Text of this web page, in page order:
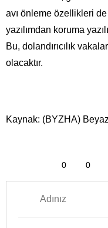
avı önleme özellikleri
yazılımdan koruma
Bu, dolandırıcılık
olacaktır.
Kaynak: (BYZHA)
0 0